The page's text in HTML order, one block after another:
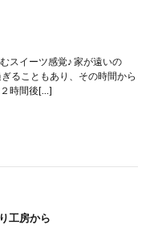
スイーツ感覚♪ 家が遠いの
ることもあり、その時間から
時間後[…]
工房から